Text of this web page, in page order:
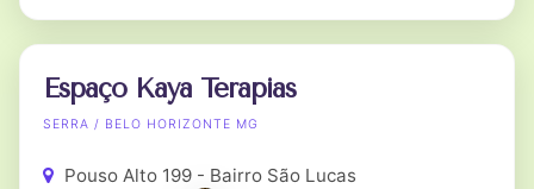
Espaço Kaya Terapias
SERRA / BELO HORIZONTE MG
Pouso Alto 199 - Bairro São Lucas